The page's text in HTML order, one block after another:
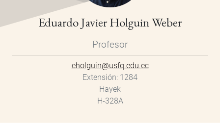
Eduardo Javier Holguin Weber
Profesor
eholguin@usfq.edu.ec
Extensión 1284
Hayek
H-328A